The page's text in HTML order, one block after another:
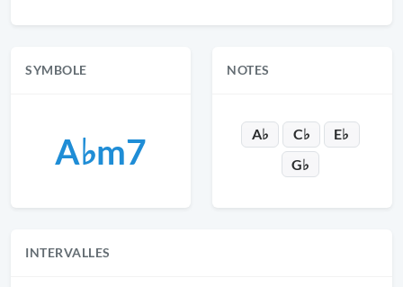
SYMBOLE
A♭m7
NOTES
A♭ C♭
E♭
G♭
INTERVALLES